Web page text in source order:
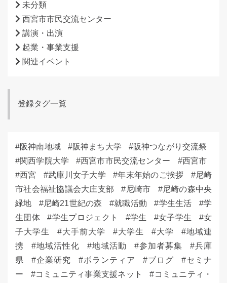
未分類
西宮市市民交流センター
講演・出演
起業・事業支援
関連イベント
登録タグ一覧
阪神南地域 阪神まち大学
阪神つながり交流祭
関西学院大学
西宮市市民交流センター
西宮市
西宮
武庫川女子大学 年末年始のご挨拶
尼崎
市社会福祉協議会大庄支部
尼崎市
尼崎の森中央
緑地
尼崎21世紀の森 就職活動 学生生活
学
生団体
学生プロジェクト 学生 女子学生
女
子大学生
大手前大学 大学生 大学
地域連
携
地域活性化 地域活動 参加者募集
兵庫
県
企業研究 ボランティア ブログ
セミナ
ー
コミュニティ事業支援ネット
コミュニティ・